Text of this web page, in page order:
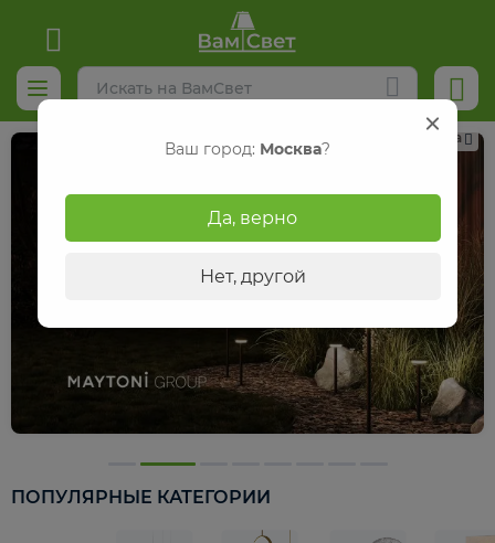
Реклама
ПОПУЛЯРНЫЕ КАТЕГОРИИ
Ваш город: Москва?
Да, верно
Нет, другой